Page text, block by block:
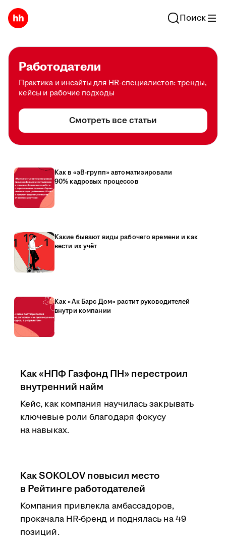
Поиск
Работодатели
Практика и инсайты для HR-специалистов: тренды,
кейсы и рабочие подходы
Смотреть все статьи
Как в «эВ-групп» автоматизировали
90% кадровых процессов
Какие бывают виды рабочего времени и как
вести их учёт
Как «Ак Барс Дом» растит руководителей
внутри компании
Как «НПФ Газфонд ПН» перестроил
внутренний найм
Кейс, как компания научилась закрывать
ключевые роли благодаря фокусу
на навыках.
Как SOKOLOV повысил место
в Рейтинге работодателей
Компания привлекла амбассадоров,
прокачала HR-бренд и поднялась на 49
позиций.